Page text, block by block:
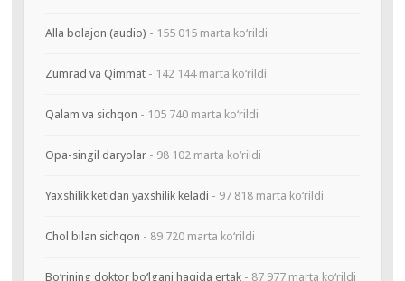
Alla bolajon (audio) - 155 015 marta ko‘rildi
Zumrad va Qimmat- 142 144 marta ko‘rildi
Qalam va sichqon - 105 740 marta ko‘rildi
Opa-singil daryolar- 98 102 marta ko‘rildi
Yaxshilik ketidan yaxshilik keladi - 97 818 marta ko‘rildi
Chol bilan sichqon - 89 720 marta ko‘rildi
Bo‘rining doktor bo‘lgani haqida ertak- 87 977 marta ko‘rildi